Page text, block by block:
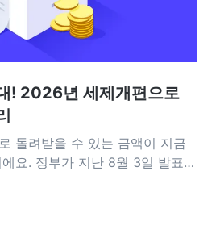
! 2026년 세제개편으로
돌려받을 수 있는 금액이 지금
일 발표한
이 되는 월세 한도는 기존 연